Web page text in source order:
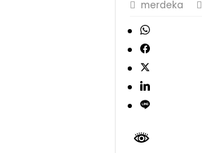
Gubernur Mirza
Purnama Wulan
merdeka